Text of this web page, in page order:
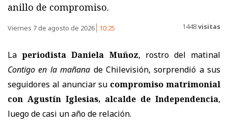
anillo de compromiso.
Viernes 7 de agosto de 2026 10:25 1448visitas
Laperiodista Daniela Muñoz, rostro del matinal
Contigo en la mañana de Chilevisión, sorprendió a sus
seguidores al anunciar su compromiso matrimonial
con Agustín Iglesias, alcalde de Independencia,
luego de casi un año de relación.